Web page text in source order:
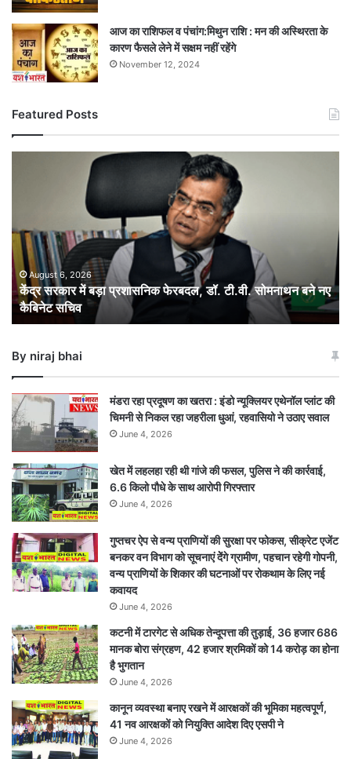
आज का राशिफल व पंचांग:मिथुन राशि : मन की अस्थिरता के
कारण फैसले लेने में सक्षम नहीं रहेंगे
November 12, 2024
Featured Posts
फेरबदल,
डॉ.
टी.वी.
सोमनाथन
बने
नए
सचिव
August 6, 2026
केंद्र सरकार में बड़ा प्रशासनिक फेरबदल, डॉ. टी.वी. सोमनाथन बने नए
कैबिनेट सचिव
By niraj bhai
मंडरा रहा प्रदूषण का खतरा : इंडो न्यूक्लियर एथेनॉल प्लांट की
चिमनी से निकल रहा जहरीला धुआं, रहवासियो ने उठाए सवाल
June 4, 2026
खेत में लहलहा रही थी गांजे की फसल, पुलिस ने की कार्रवाई,
6.6 किलो पौधे के साथ आरोपी गिरफ्तार
June 4, 2026
गुप्तचर ऐप से वन्य प्राणियों की सुरक्षा पर फोकस, सीक्रेट एजेंट
बनकर वन विभाग को सूचनाएं देेंगे ग्रामीण, पहचान रहेगी गोपनी,
वन्य प्राणियों के शिकार की घटनाओं पर रोकथाम के लिए नई
कवायद
June 4, 2026
कटनी में टारगेट से अधिक तेन्दूपत्ता की तुड़ाई, 36 हजार 686
मानक बोरा संग्रहण, 42 हजार श्रमिकों को 14 करोड़ का होना
है भुगतान
June 4, 2026
कानून व्यवस्था बनाए रखने में आरक्षकों की भूमिका महत्वपूर्ण,
41 नव आरक्षकों को नियुक्ति आदेश दिए एसपी ने
June 4, 2026